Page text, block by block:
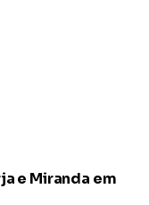
e Miranda em